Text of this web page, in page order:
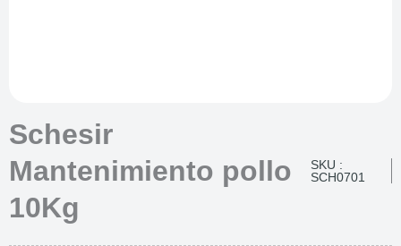
Schesir
Mantenimiento pollo
10Kg
SKU :
SCH0701